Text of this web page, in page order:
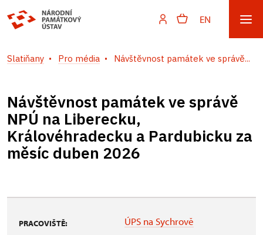
EN
Slatiňany Pro média Návštěvnost památek ve správě...
Návštěvnost památek ve správě
NPÚ na Liberecku,
Královéhradecku a Pardubicku za
měsíc duben 2026
PRACOVIŠTĚ: ÚPS na Sychrově